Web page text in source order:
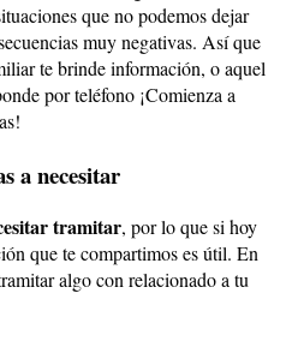
que no podemos dejar
muy negativas. Así que
te brinde información, o aquel
por teléfono ¡Comienza a
a necesitar
tramitar, por lo que si hoy
que te compartimos es útil. En
algo con relacionado a tu